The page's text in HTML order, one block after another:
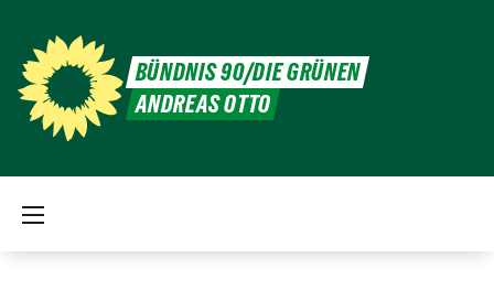
BÜNDNIS 90/DIE GRÜNEN
ANDREAS OTTO